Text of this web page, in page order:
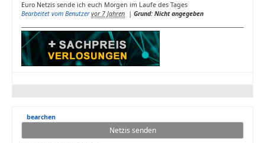
Euro Netzis sende ich euch Morgen im Laufe des Tages
Bearbeitet vom Benutzer vor 7 Jahren | Grund: Nicht angegeben
bearchen
Netzis senden